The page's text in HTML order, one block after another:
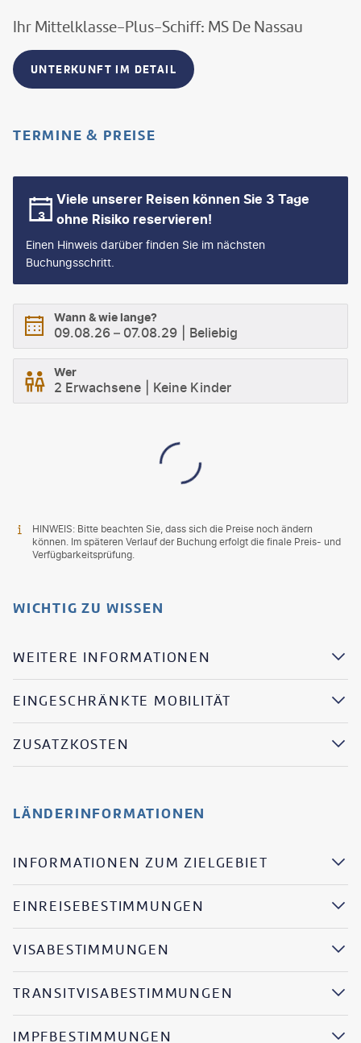
Ihr Mittelklasse-Plus-Schiff: MS De Nassau
UNTERKUNFT IM DETAIL
TERMINE & PREISE
Viele unserer Reisen können Sie 3 Tage
ohne Risiko reservieren!
Einen Hinweis darüber finden Sie im nächsten
Buchungsschritt.
Wann & wie lange?
09.08.26 – 07.08.29 Beliebig
Wer
2 Erwachsene Keine Kinder
HINWEIS: Bitte beachten Sie, dass sich die Preise noch ändern
können. Im späteren Verlauf der Buchung erfolgt die finale Preis- und
Verfügbarkeitsprüfung.
WICHTIG ZU WISSEN
WEITERE INFORMATIONEN
EINGESCHRÄNKTE MOBILITÄT
ZUSATZKOSTEN
LÄNDERINFORMATIONEN
INFORMATIONEN ZUM ZIELGEBIET
EINREISEBESTIMMUNGEN
VISABESTIMMUNGEN
TRANSITVISABESTIMMUNGEN
IMPFBESTIMMUNGEN